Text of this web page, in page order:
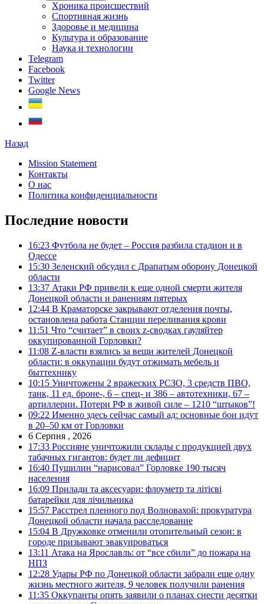
Хроника происшествий
Спортивная жизнь
Здоровье и медицина
Культура и образование
Наука и технологии
Telegram
Facebook
Twitter
Google News
Назад
Mission Statement
Контакты
О нас
Политика конфиденциальности
Последние новости
16:23 Футбола не будет – Россия разбила стадион и в
Одессе
15:30 Зеленский обсудил с Драпатым оборону Донецкой
области
13:37 Атаки РФ привели к еще одной смерти жителя
Донецкой области и ранениям пятерых
12:44 В Краматорске закрывают отделения почты,
остановлена работа Станции переливания крови
11:51 Что “считает” в своих z-сводках гауляйтер
оккупированной Горловки?
11:08 Z-власти взялись за вещи жителей Донецкой
области: в оккупации будут отжимать мебель и
быттехнику
10:15 Уничтожены 2 вражеских РСЗО, 3 средств ПВО,
танк, 11 ед. броне-, 6 – спец- и 386 – автотехники, 67 –
артиллерии. Потери РФ в живой силе – 1210 “штыков”!
09:22 Именно здесь сейчас самый ад: основные бои идут
в 20–50 км от Горловки
6 Серпня , 2026
17:33 Россияне уничтожили склады с продукцией двух
табачных гигантов: будет ли дефицит
16:40 Пушилин “нарисовал” Горловке 190 тысяч
населения
16:09 Прилади та аксесуари: флоуметр та літієві
батарейки для лічильника
15:57 Расстрел пленного под Волновахой: прокуратура
Донецкой области начала расследование
15:04 В Дружковке отменили отопительный сезон: в
городе призывают эвакуироваться
13:11 Атака на Ярославль: от “все сбили” до пожара на
НПЗ
12:28 Удары РФ по Донецкой области забрали еще одну
жизнь местного жителя, 9 человек получили ранения
11:35 Оккупанты опять заявили о планах снести десятки